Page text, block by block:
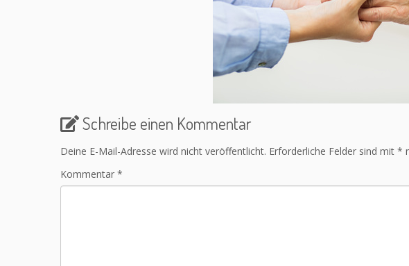
Schreibe einen Kommentar
Deine E-Mail-Adresse wird nicht veröffentlicht. Erforderliche Felder sind mit *
Kommentar *